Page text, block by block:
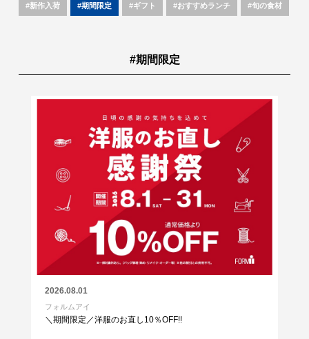
#新作入荷 #期間限定 #ギフト #おすすめランチ #旬の食材
#期間限定
2026.08.01
フォルムアイ
＼期間限定／洋服のお直し10％OFF!!